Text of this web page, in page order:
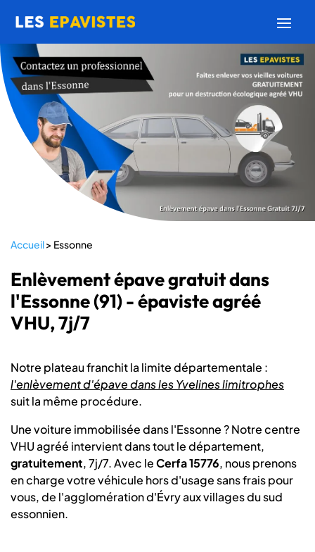
Accueil> Essonne
Enlèvement épave gratuit dans
l'Essonne (91) - épaviste agréé
VHU, 7j/7
Notre plateau franchit la limite départementale :
l'enlèvement d'épave dans les Yvelines limitrophes
suit la même procédure.
Une voiture immobilisée dans l'Essonne ? Notre centre
VHU agréé intervient dans tout le département,
gratuitement, 7j/7. Avec leCerfa 15776, nous prenons
en charge votre véhicule hors d'usage sans frais pour
vous, de l'agglomération d'Évry aux villages du sud
essonnien.